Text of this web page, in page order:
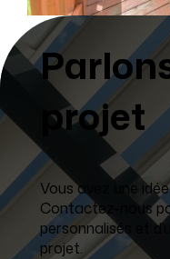
projet
Vous avez une
Contactez-nous
personnalisés et
projet.